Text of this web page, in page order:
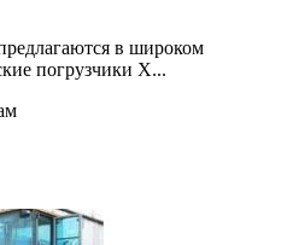
в широком
погрузчики X...